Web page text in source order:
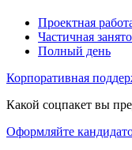
Проектная
Частичная
Полный день
Корпоративная
Какой соцпакет вы
Оформляйте